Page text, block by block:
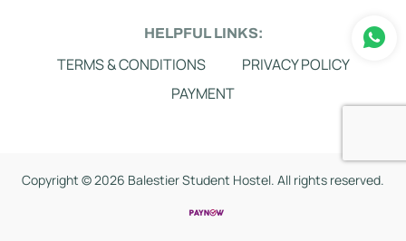
HELPFUL LINKS:
TERMS & CONDITIONS
PRIVACY POLICY
PAYMENT
Copyright ©2026 Balestier Student Hostel. All rights reserved.